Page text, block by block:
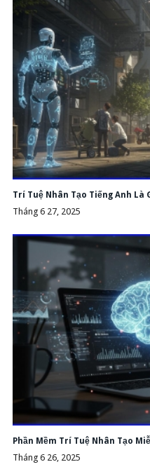
Trí Tuệ Nhân Tạo Tiếng Anh Là
Tháng 6 27, 2025
Phần Mềm Trí Tuệ Nhân Tạo
Tháng 6 26, 2025